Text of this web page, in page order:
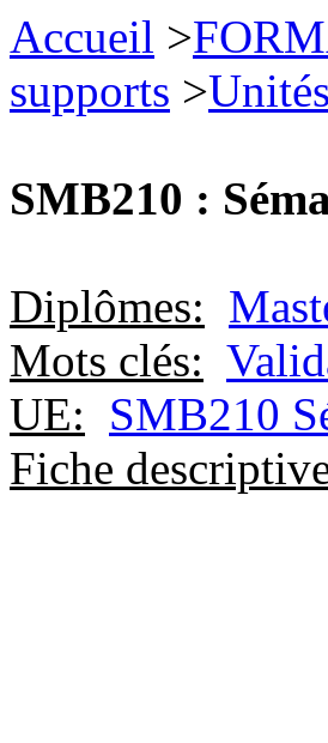
Accueil >
supports >
SMB210 :
Diplômes:
Mots clés:
UE: SMB210
Fiche